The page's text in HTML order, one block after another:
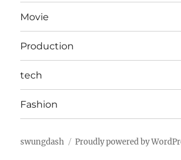
Movie
Production
tech
Fashion
swungdash Proudly powered by